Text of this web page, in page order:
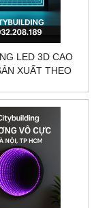
LED 3D CAO
XUẤT THEO